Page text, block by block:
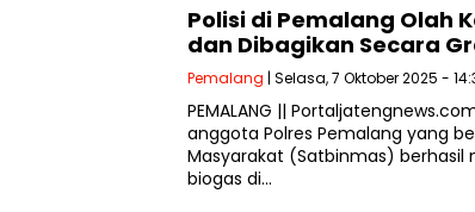
Polisi di Pemalang Olah
dan Dibagikan Secara
Pemalang | Selasa, 7 Oktober 2025 -
PEMALANG ||
anggota Polres Pemalang yang
Masyarakat (Satbinmas)
biogas di…